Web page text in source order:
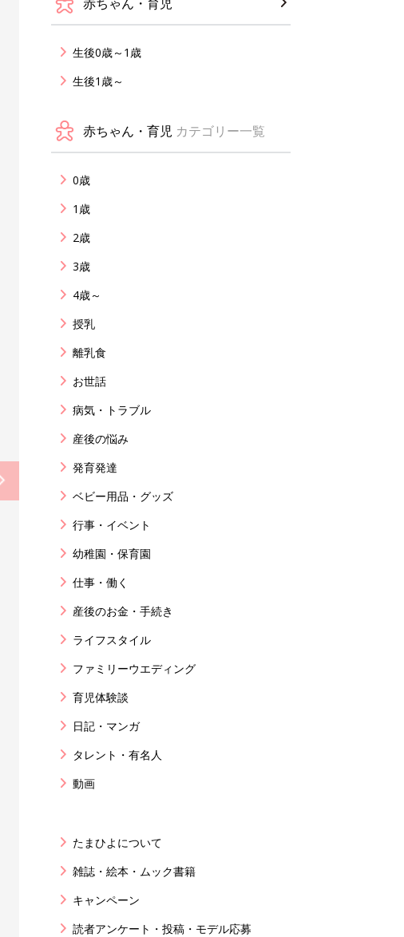
生後0歳～1歳
生後1歳～
赤ちゃん・育児 カテゴリー一覧
0歳
1歳
2歳
3歳
4歳～
授乳
離乳食
お世話
病気・トラブル
産後の悩み
発育発達
ベビー用品・グッズ
行事・イベント
幼稚園・保育園
仕事・働く
産後のお金・手続き
ライフスタイル
ファミリーウエディング
育児体験談
日記・マンガ
タレント・有名人
動画
たまひよについて
雑誌・絵本・ムック書籍
キャンペーン
読者アンケート・投稿・モデル応募